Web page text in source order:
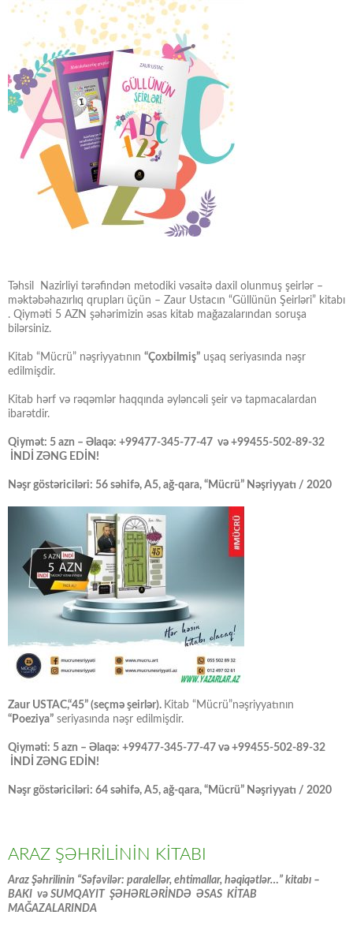
Təhsil Nazirliyi tərəfindən metodiki vəsaitə daxil olunmuş şeirlər –
məktəbəhazırlıq qrupları üçün – Zaur Ustacın “Güllünün Şeirləri” kitabı
. Qiyməti 5 AZN şəhərimizin əsas kitab mağazalarından soruşa
bilərsiniz.
Kitab “Mücrü” nəşriyyatının “Çoxbilmiş” uşaq seriyasında nəşr
edilmişdir.
Kitab hərf və rəqəmlər haqqında əyləncəli şeir və tapmacalardan
ibarətdir.
Qiymət: 5 azn – Əlaqə: +99477-345-77-47 və +99455-502-89-32
İNDİ ZƏNG EDİN!
Nəşr göstəriciləri: 56 səhifə, A5, ağ-qara, “Mücrü” Nəşriyyatı / 2020
Zaur USTAC,“45” (seçmə şeirlər). Kitab “Mücrü”nəşriyyatının
“Poeziya” seriyasında nəşr edilmişdir.
Qiyməti: 5 azn – Əlaqə: +99477-345-77-47 və +99455-502-89-32
İNDİ ZƏNG EDİN!
Nəşr göstəriciləri: 64 səhifə, A5, ağ-qara, “Mücrü” Nəşriyyatı / 2020
ARAZ ŞƏHRİLİNİN KİTABI
Araz Şəhrilinin “Səfəvilər: paralellər, ehtimallar, həqiqətlər…” kitabı –
BAKI və SUMQAYIT ŞƏHƏRLƏRİNDƏ ƏSAS KİTAB
MAĞAZALARINDA